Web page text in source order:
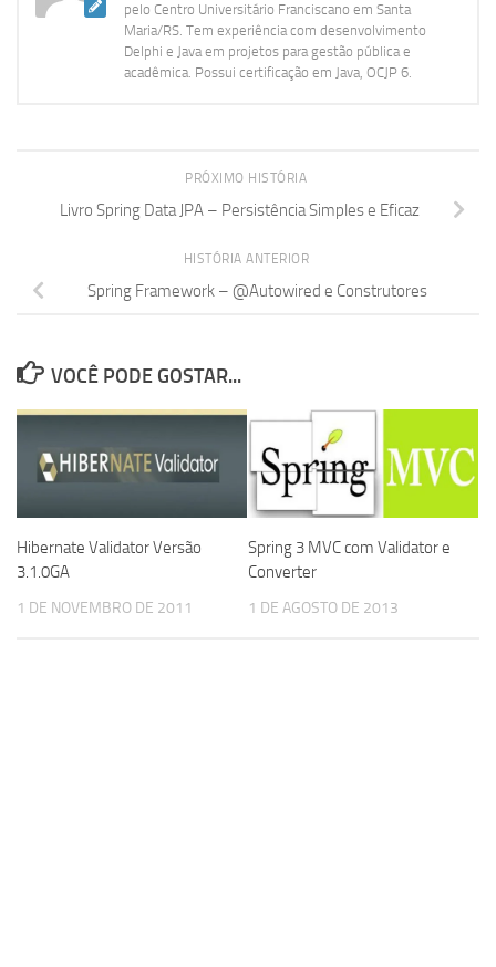
pelo Centro Universitário Franciscano em Santa
Maria/RS. Tem experiência com desenvolvimento
Delphi e Java em projetos para gestão pública e
acadêmica. Possui certificação em Java, OCJP 6.
PRÓXIMO HISTÓRIA
Livro Spring Data JPA – Persistência Simples e Eficaz
HISTÓRIA ANTERIOR
Spring Framework – @Autowired e Construtores
VOCÊ PODE GOSTAR...
Hibernate Validator Versão
3.1.0GA
1 DE NOVEMBRO DE 2011
Spring 3 MVC com Validator e
Converter
1 DE AGOSTO DE 2013